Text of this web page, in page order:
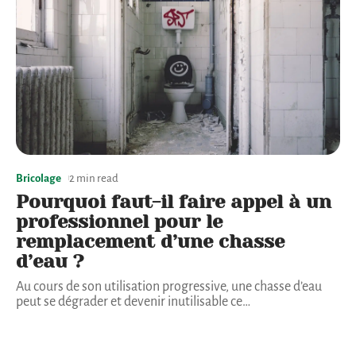
Bricolage 2 min read
Pourquoi faut-il faire appel à un
professionnel pour le
remplacement d’une chasse
d’eau ?
Au cours de son utilisation progressive, une chasse d’eau
peut se dégrader et devenir inutilisable ce…